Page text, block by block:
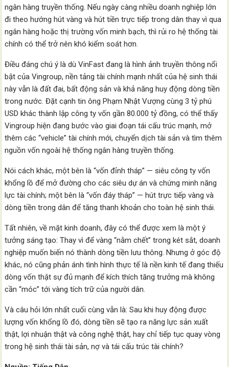
ngân hàng truyền thống. Nếu ngày càng nhiều doanh nghiệp lớn
đi theo hướng hút vàng và hút tiền trực tiếp trong dân thay vì qua
ngân hàng hoặc thị trường vốn minh bạch, thì rủi ro hệ thống tài
chính có thể trở nên khó kiểm soát hơn.
Điều đáng chú ý là dù VinFast đang là hình ảnh truyền thông nổi
bật của Vingroup, nền tảng tài chính mạnh nhất của hệ sinh thái
này vẫn là đất đai, bất động sản và khả năng huy động dòng tiền
trong nước. Đặt cạnh tin ông Phạm Nhật Vượng cùng 3 tỷ phú
USD khác thành lập công ty vốn gần 80.000 tỷ đồng, có thể thấy
Vingroup hiện đang bước vào giai đoạn tái cấu trúc mạnh, mở
thêm các “vehicle” tài chính mới, chuyển dịch tài sản và tìm thêm
nguồn vốn ngoài hệ thống ngân hàng truyền thống.
Nói cách khác, một bên là “vốn đỉnh tháp” — siêu công ty vốn
khổng lồ để mở đường cho các siêu dự án và chứng minh năng
lực tài chính; một bên là “vốn đáy tháp” — hút trực tiếp vàng và
dòng tiền trong dân để tăng thanh khoản cho toàn hệ sinh thái.
Tất nhiên, về mặt kinh doanh, đây có thể được xem là một ý
tưởng sáng tạo: Thay vì để vàng “nằm chết” trong két sắt, doanh
nghiệp muốn biến nó thành dòng tiền lưu thông. Nhưng ở góc độ
khác, nó cũng phản ánh tình hình thực tế là nền kinh tế đang thiếu
dòng vốn thật sự đủ mạnh để kích thích tăng trưởng mà không
cần “móc” tới vàng tích trữ của người dân.
Và câu hỏi lớn nhất cuối cùng vẫn là: Sau khi huy động được
lượng vốn khổng lồ đó, dòng tiền sẽ tạo ra năng lực sản xuất
thật, lợi nhuận thật và công nghệ thật, hay chỉ tiếp tục quay vòng
trong hệ sinh thái tài sản, nợ và tái cấu trúc tài chính?